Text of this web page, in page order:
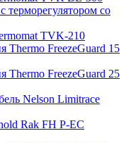
терморегулятором со
TVK-210
Thermo FreezeGuard 15
Thermo FreezeGuard 25
Nelson Limitrace
Rak FH P-EC